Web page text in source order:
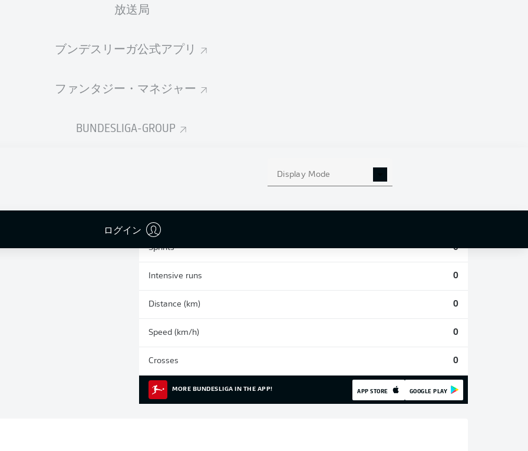
放送局
ブンデスリーガ公式アプリ
ファンタジー・マネジャー
BUNDESLIGA-GROUP
Display Mode
ログイン
統計 シーズン 2018/2019
Sprints 0
Intensive runs 0
Distance (km) 0
Speed (km/h) 0
Crosses 0
MORE BUNDESLIGA IN THE APP! APP STORE GOOGLE PLAY